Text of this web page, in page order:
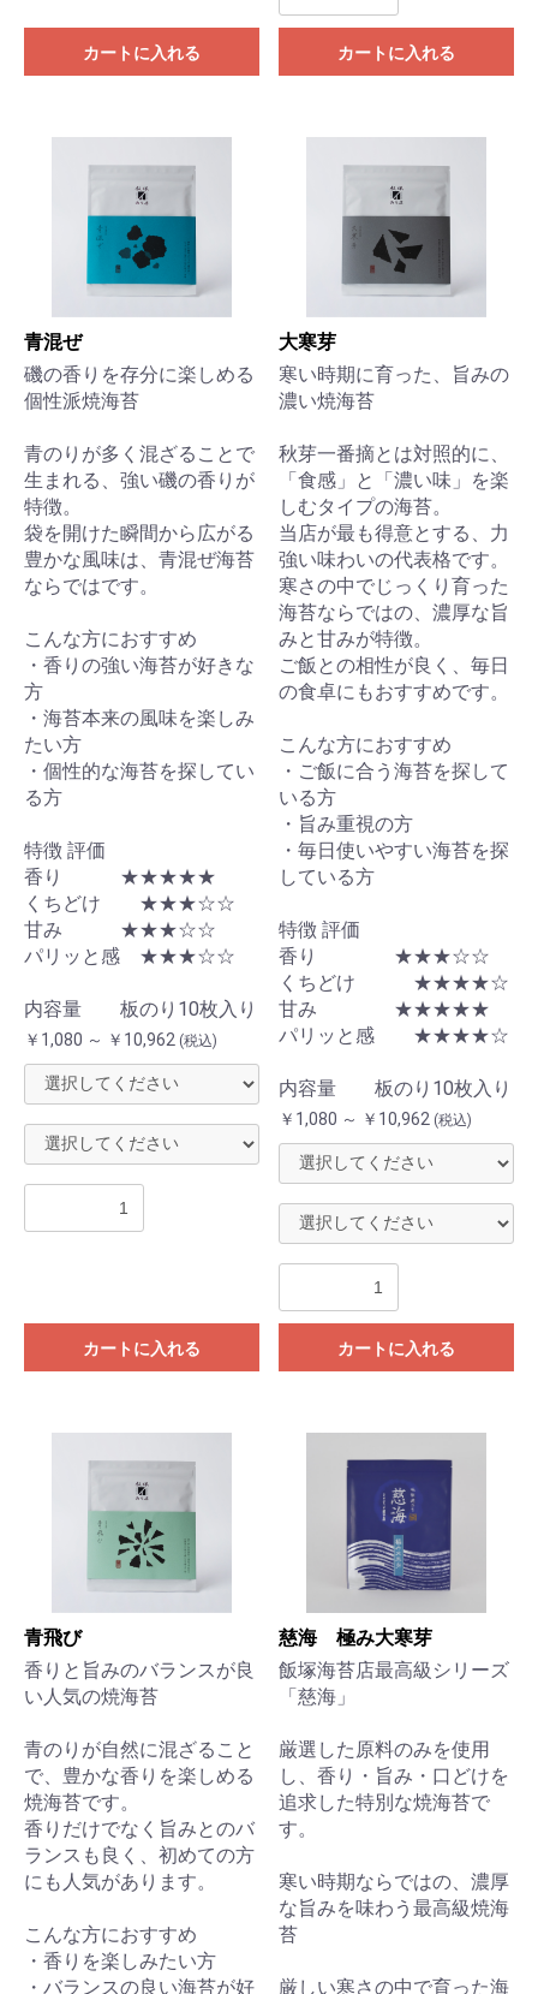
カートに入れる カートに入れる
青混ぜ
磯の香りを存分に楽しめる
個性派焼海苔
青のりが多く混ざることで
生まれる、強い磯の香りが
特徴。
袋を開けた瞬間から広がる
豊かな風味は、青混ぜ海苔
ならではです。
こんな方におすすめ
・香りの強い海苔が好きな
方
・海苔本来の風味を楽しみ
たい方
・個性的な海苔を探してい
る方
特徴 評価
香り ★★★★★
くちどけ ★★★☆☆
甘み ★★★☆☆
パリッと感 ★★★☆☆
内容量 板のり10枚入り
￥1,080 ～ ￥10,962 (税込)
カートに入れる
大寒芽
寒い時期に育った、旨みの
濃い焼海苔
秋芽一番摘とは対照的に、
「食感」と「濃い味」を楽
しむタイプの海苔。
当店が最も得意とする、力
強い味わいの代表格です。
寒さの中でじっくり育った
海苔ならではの、濃厚な旨
みと甘みが特徴。
ご飯との相性が良く、毎日
の食卓にもおすすめです。
こんな方におすすめ
・ご飯に合う海苔を探して
いる方
・旨み重視の方
・毎日使いやすい海苔を探
している方
特徴 評価
香り ★★★☆☆
くちどけ ★★★★☆
甘み ★★★★★
パリッと感 ★★★★☆
内容量 板のり10枚入り
￥1,080 ～ ￥10,962 (税込)
カートに入れる
青飛び
香りと旨みのバランスが良
い人気の焼海苔
青のりが自然に混ざること
で、豊かな香りを楽しめる
焼海苔です。
香りだけでなく旨みとのバ
ランスも良く、初めての方
にも人気があります。
こんな方におすすめ
・香りを楽しみたい方
・バランスの良い海苔が好
慈海 極み大寒芽
飯塚海苔店最高級シリーズ
「慈海」
厳選した原料のみを使用
し、香り・旨み・口どけを
追求した特別な焼海苔で
す。
寒い時期ならではの、濃厚
な旨みを味わう最高級焼海
苔
厳しい寒さの中で育った海